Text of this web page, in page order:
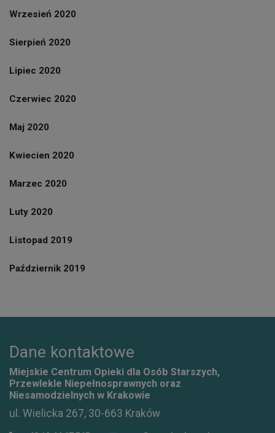
Wrzesień 2020
Sierpień 2020
Lipiec 2020
Czerwiec 2020
Maj 2020
Kwiecien 2020
Marzec 2020
Luty 2020
Listopad 2019
Październik 2019
Dane kontaktowe
Miejskie Centrum Opieki dla Osób Starszych,
Przewlekle Niepełnosprawnych oraz
Niesamodzielnych w Krakowie
ul. Wielicka 267, 30-663 Kraków